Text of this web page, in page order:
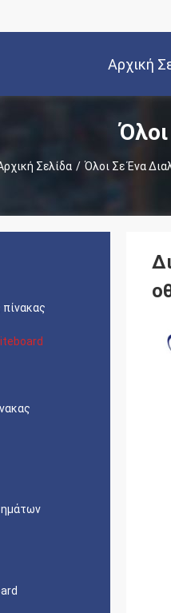
Αρχική
Σελίδα / Όλοι Σε Ένα